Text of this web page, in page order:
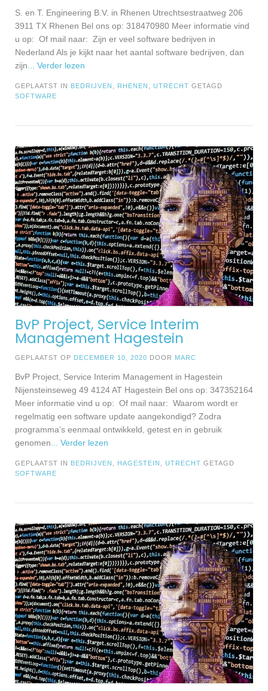
S. en T. Engineering B.V. in Rhenen Utrechtsestraatweg 206
3911 TX Rhenen Bel ons op: 318470980 Meer informatie vind
u op: Of mail naar: Zijn er veel software bedrijven in
Nederland Als je kijkt naar het aantal software bedrijven, dan
zijn ... Verder lezen
GEPLAATST IN BEDRIJVEN RHENEN UTRECHT GETAGD
SOFTWARE
BvP Project, Service Interim
Management Hagestein
GEPLAATST OP DECEMBER 10, 2020 DOOR MARC
BvP Project, Service Interim Management in Hagestein
Nijensteinseweg 49 4124 AT Hagestein Bel ons op: 347352164
Meer informatie vind u op: Of mail naar: Waarom wordt er
regelmatig een software update aangekondigd? Zodra
programma’s eenmaal ontwikkeld, getest en in gebruik
genomen ... Verder lezen
GEPLAATST IN BEDRIJVEN HAGESTEIN UTRECHT GETAGD
SOFTWARE